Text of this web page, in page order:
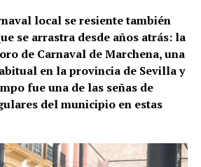
local se resiente también
se arrastra desde años atrás: la
de Carnaval de Marchena, una
en la provincia de Sevilla y
fue una de las señas de
del municipio en estas